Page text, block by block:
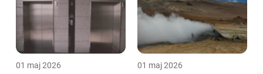
01 maj 2026 01 maj 2026